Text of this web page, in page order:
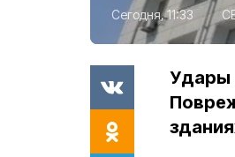
Сегодня, 11:33
Удары